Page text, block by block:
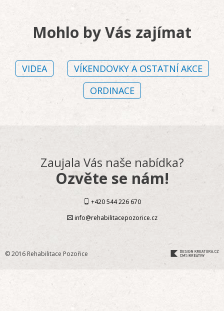
Mohlo by Vás zajímat
VIDEA
VÍKENDOVKY A OSTATNÍ AKCE
ORDINACE
Zaujala Vás naše nabídka?
Ozvěte se nám!
+420 544 226 670
info@rehabilitacepozorice.cz
© 2016 Rehabilitace Pozořice